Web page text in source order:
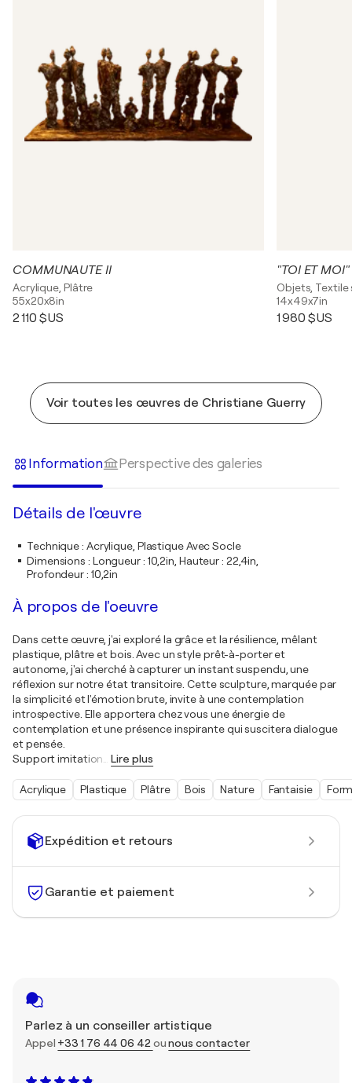
Expédition et retours
Garantie et paiement
Parlez à un conseiller artistique
Appel +33 1 76 44 06 42 ounous contacter
COMMUNAUTE II
Acrylique, Plâtre
55x20x8in
2 110 $US
Objets, Textile
14x49x7in
1 980 $US
Voir toutes les œuvres de Christiane Guerry
Information Perspective des galeries
Détails de l'œuvre
Technique: Acrylique, Plastique Avec Socle
Dimensions : Longueur : 10,2in, Hauteur : 22,4in,
Profondeur : 10,2in
À propos de l'oeuvre
Dans cette œuvre, j'ai exploré la grâce et la résilience, mêlant
plastique, plâtre et bois. Avec un style prêt-à-porter et
autonome, j'ai cherché à capturer un instant suspendu, une
réflexion sur notre état transitoire. Cette sculpture, marquée par
la simplicité et l'émotion brute, invite à une contemplation
introspective. Elle apportera chez vous une énergie de
contemplation et une présence inspirante qui suscitera dialogue
et pensée.
Support imitation
Lire plus
Acrylique Plastique Plâtre Bois Nature Fantaisie